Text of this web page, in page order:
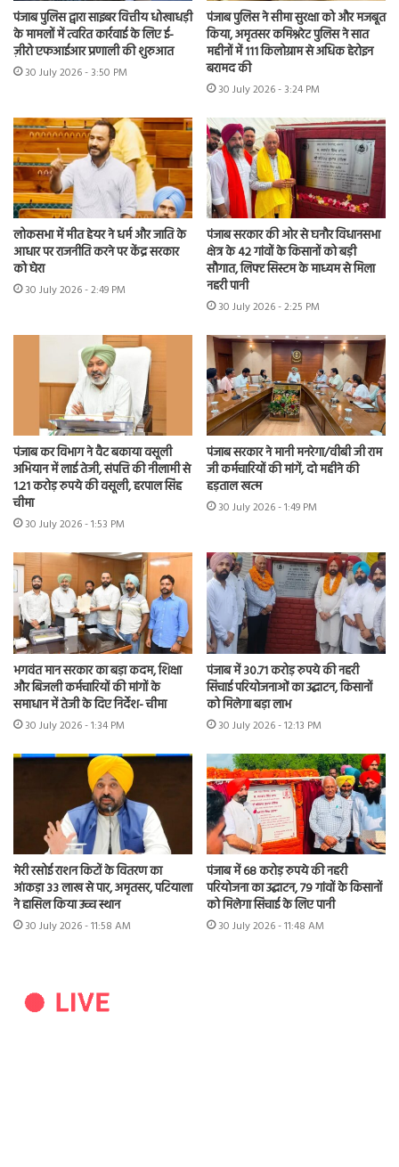
पंजाब पुलिस द्वारा साइबर वित्तीय धोखाधड़ी
के मामलों में त्वरित कार्रवाई के लिए ई-
ज़ीरो एफआईआर प्रणाली की शुरुआत
30 July 2026 - 3:50 PM
पंजाब पुलिस ने सीमा सुरक्षा को और मजबूत
किया, अमृतसर कमिश्नरेट पुलिस ने सात
महीनों में 111 किलोग्राम से अधिक हेरोइन
बरामद की
30 July 2026 - 3:24 PM
लोकसभा में मीत हेयर ने धर्म और जाति के
आधार पर राजनीति करने पर केंद्र सरकार
को घेरा
30 July 2026 - 2:49 PM
पंजाब सरकार की ओर से घनौर विधानसभा
क्षेत्र के 42 गांवों के किसानों को बड़ी
सौगात, लिफ्ट सिस्टम के माध्यम से मिला
नहरी पानी
30 July 2026 - 2:25 PM
पंजाब कर विभाग ने वैट बकाया वसूली
अभियान में लाई तेजी, संपत्ति की नीलामी से
1.21 करोड़ रुपये की वसूली, हरपाल सिंह
चीमा
30 July 2026 - 1:53 PM
पंजाब सरकार ने मानी मनरेगा/वीबी जी राम
जी कर्मचारियों की मांगें, दो महीने की
हड़ताल खत्म
30 July 2026 - 1:49 PM
भगवंत मान सरकार का बड़ा कदम, शिक्षा
और बिजली कर्मचारियों की मांगों के
समाधान में तेजी के दिए निर्देश- चीमा
30 July 2026 - 1:34 PM
पंजाब में 30.71 करोड़ रुपये की नहरी
सिंचाई परियोजनाओं का उद्घाटन, किसानों
को मिलेगा बड़ा लाभ
30 July 2026 - 12:13 PM
मेरी रसोई राशन किटों के वितरण का
आंकड़ा 33 लाख से पार, अमृतसर, पटियाला
ने हासिल किया उच्च स्थान
30 July 2026 - 11:58 AM
पंजाब में 68 करोड़ रुपये की नहरी
परियोजना का उद्घाटन, 79 गांवों के किसानों
को मिलेगा सिंचाई के लिए पानी
30 July 2026 - 11:48 AM